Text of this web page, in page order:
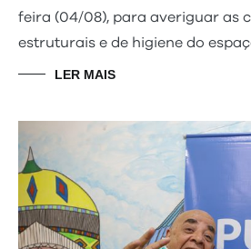
feira (04/08), para averiguar as
estruturais e de higiene do
LER MAIS